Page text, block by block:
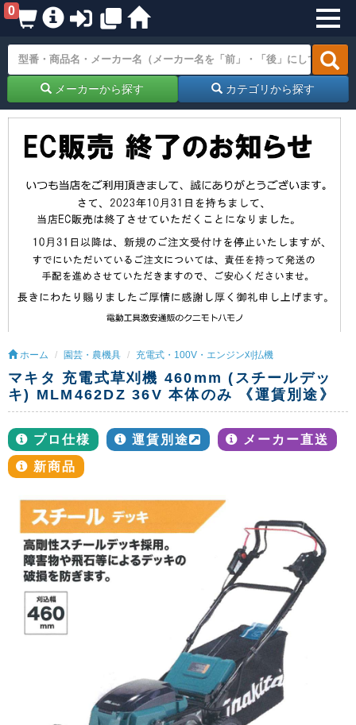
0
メーカーから探す カテゴリから探す
ホーム 園芸・農機具 充電式・100V・エンジン刈払機
マキタ 充電式草刈機 460mm (スチールデッ
キ) MLM462DZ 36V 本体のみ 《運賃別途》
プロ仕様 運賃別途
メーカー直送
新商品